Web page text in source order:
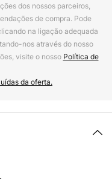
dos nossos parceiros,
de compra. Pode
na ligação adequada
nos através do nosso
visite o nosso Política de
da oferta.